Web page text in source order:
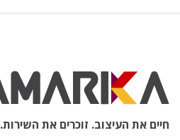
חיים את העיצוב. זוכרים את השירות.